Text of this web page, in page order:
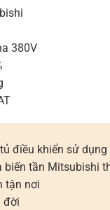
380V
điều khiển sử dụng
tần Mitsubishi
tận nơi
đời